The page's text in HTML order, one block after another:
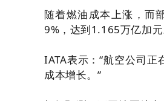
随着燃油成本上涨，而
9%，达到1.165万亿加元
IATA表示：“航空公司
成本增长。”